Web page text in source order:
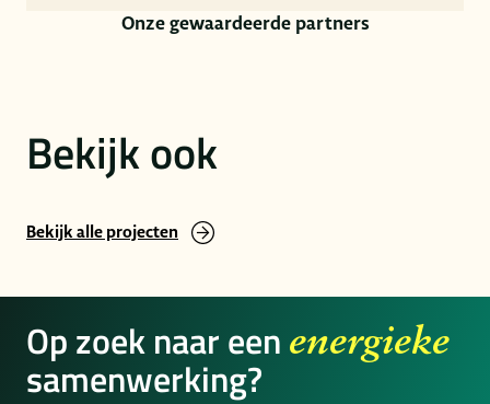
Onze gewaardeerde partners
Bekijk ook
Bekijk alle projecten
Op zoek naar een energieke
samenwerking?